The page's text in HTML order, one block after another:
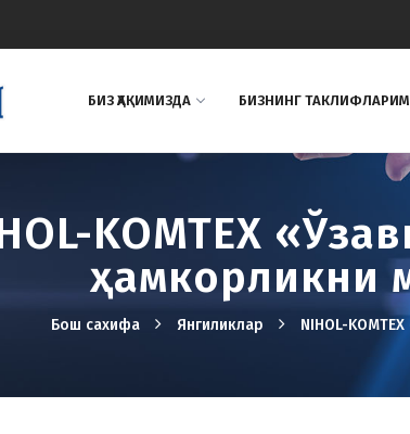
БИЗ ҲАҚИМИЗДА БИЗНИНГ
KOMTEX
ҳамкорликни
Бош сахифа Янгиликлар NIHOL-